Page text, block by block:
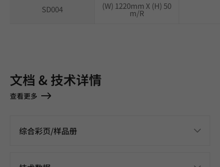
SD004 (W) 1220mm X (H) 50
m/R
文档 & 技术详情
查看更多
综合彩页/样品册